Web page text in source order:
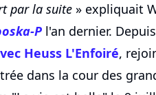
par la suite » expliquait
P l'an dernier.
Heuss L'Enfoiré,
dans la cour des